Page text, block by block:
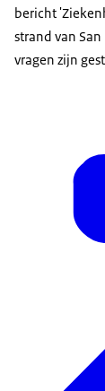
bericht
strand van
vragen zijn